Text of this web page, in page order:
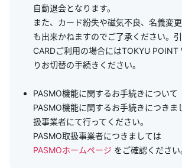
自動退会となります。
また、カード紛失や磁気不良、名義変
も出来かねますのでご了承ください。
CARDご利用の場合にはTOKYU POINT
りお切替の手続きください。
PASMO機能に関するお手続きについて
PASMO機能に関するお手続きにつきま
扱事業者にて行ってください。
PASMO取扱事業者につきましては
PASMOホームページ をご確認ください